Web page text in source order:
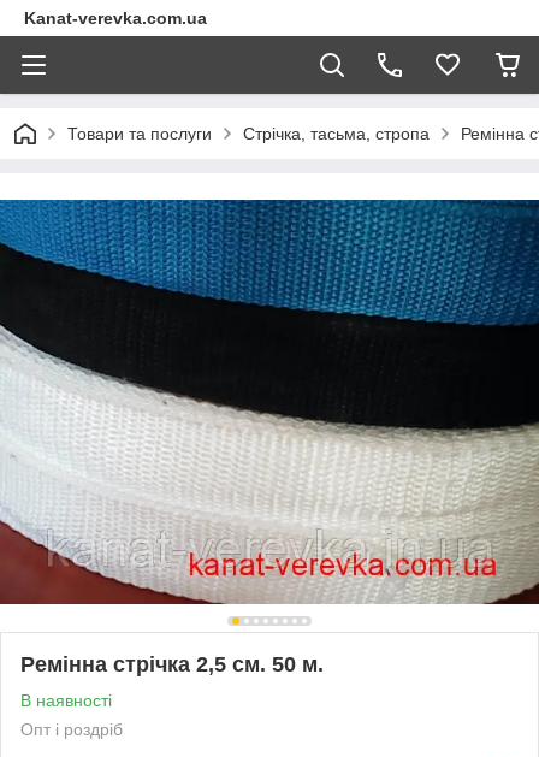
Kanat-verevka.com.ua
Товари та послуги Стрічка, тасьма, стропа Ремінна
Ремінна стрічка 2,5 см. 50 м.
В наявності
Опт і роздріб